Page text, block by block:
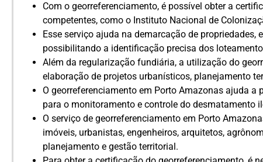
Com o georreferenciamento, é possível obter a
competentes, como o Instituto Nacional de
Esse serviço ajuda na demarcação de
possibilitando a identificação precisa dos
Além da regularização fundiária, a utilização do
elaboração de projetos urbanísticos, planejamento
O georreferenciamento em Porto Amazonas ajuda a
para o monitoramento e controle do desmatamento
O serviço de georreferenciamento em Porto
imóveis, urbanistas, engenheiros, arquitetos,
planejamento e gestão territorial.